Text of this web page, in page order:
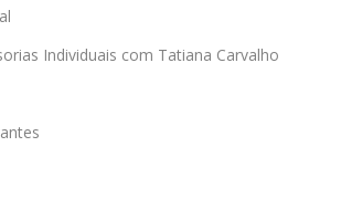
Individuais com Tatiana Carvalho